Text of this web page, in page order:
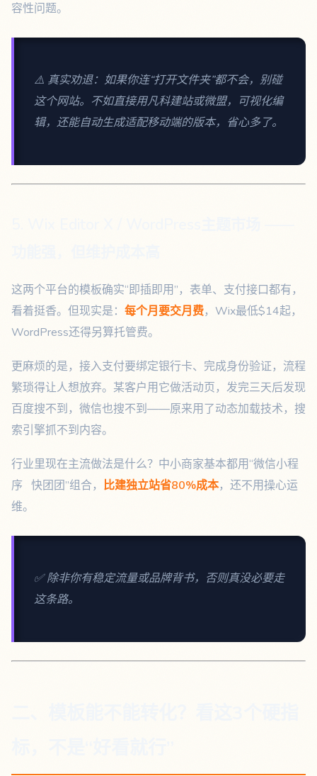
容性问题。
⚠️ 真实劝退：如果你连“打开文件夹”都不会，别碰
这个网站。不如直接用凡科建站或微盟，可视化编
辑，还能自动生成适配移动端的版本，省心多了。
这两个平台的模板确实“即插即用”，表单、支付接口都有，
看着挺香。但现实是： 每个月要交月费，Wix最低$14起，
WordPress还得另算托管费。
更麻烦的是，接入支付要绑定银行卡、完成身份验证，流程
繁琐得让人想放弃。某客户用它做活动页，发完三天后发现
百度搜不到，微信也搜不到——原来用了动态加载技术，搜
索引擎抓不到内容。
行业里现在主流做法是什么？中小商家基本都用“微信小程
序 快团团”组合， 比建独立站省80%成本，还不用操心运
维。
✅ 除非你有稳定流量或品牌背书，否则真没必要走
这条路。